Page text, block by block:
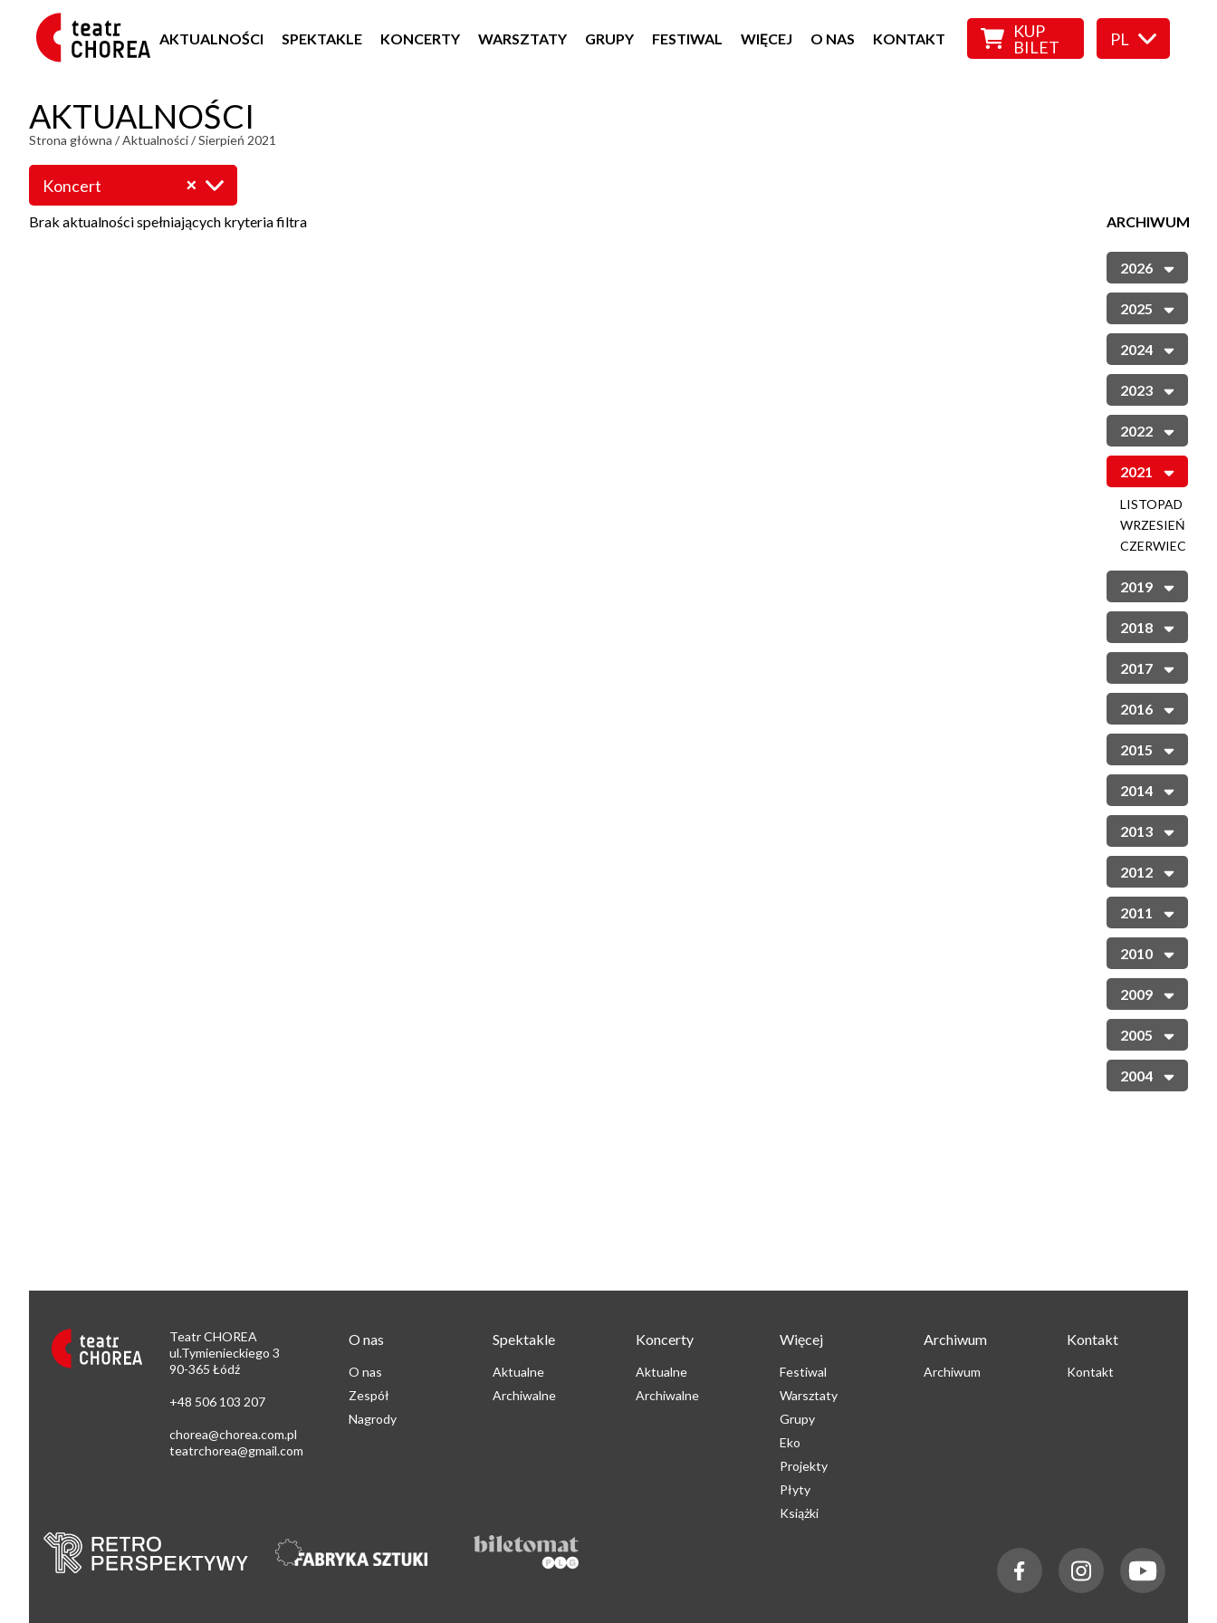
AKTUALNOŚCI SPEKTAKLE KONCERTY WARSZTATY GRUPY FESTIWAL WIĘCEJ O NAS KONTAKT
KUP
BILET
PL
AKTUALNOŚCI
Strona główna /Aktualności/Sierpień 2021
Koncert
Brak aktualności spełniających kryteria filtra ARCHIWUM
2026
2025
2024
2023
2022
2021
LISTOPAD
WRZESIEŃ
CZERWIEC
2019
2018
2017
2016
2015
2014
2013
2012
2011
2010
2009
2005
2004
Teatr CHOREA
ul.Tymienieckiego 3
90-365 Łódź
+48 506 103 207
chorea@chorea.com.pl
teatrchorea@gmail.com
O nas
O nas
Zespół
Nagrody
Spektakle
Aktualne
Archiwalne
Koncerty
Aktualne
Archiwalne
Więcej
Festiwal
Warsztaty
Grupy
Eko
Projekty
Płyty
Książki
Archiwum
Archiwum
Kontakt
Kontakt